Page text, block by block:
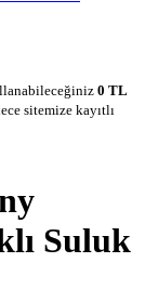
0 TL
sitemize kayıtlı
Suluk